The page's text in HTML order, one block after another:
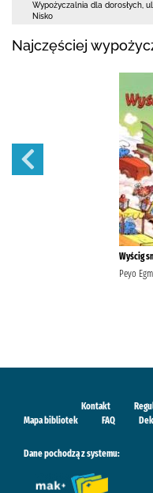
Wypożyczalnia dla dorosłych,
Nisko
Najczęściej
Wyścig
Peyo
Kontakt
Mapa bibliotek
FAQ
Dane pochodzą z systemu: